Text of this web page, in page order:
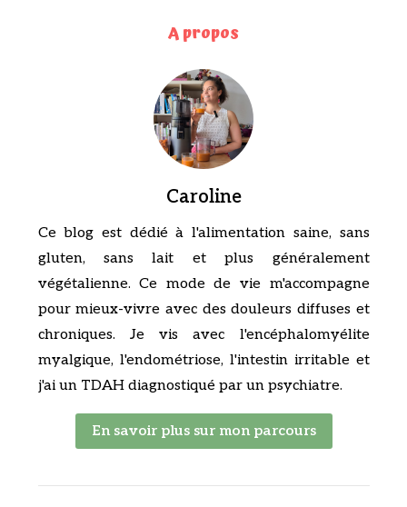
A propos
Caroline
Ce blog est dédié à l'alimentation saine, sans
gluten, sans lait et plus généralement
végétalienne. Ce mode de vie m'accompagne
pour mieux-vivre avec des douleurs diffuses et
chroniques. Je vis avec l'encéphalomyélite
myalgique, l'endométriose, l'intestin irritable et
j'ai un TDAH diagnostiqué par un psychiatre.
En savoir plus sur mon parcours